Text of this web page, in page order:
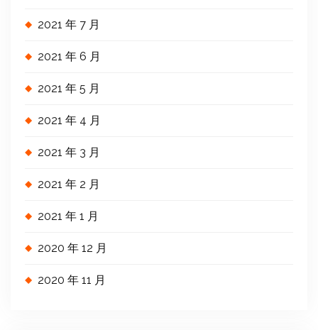
2021 年 7 月
2021 年 6 月
2021 年 5 月
2021 年 4 月
2021 年 3 月
2021 年 2 月
2021 年 1 月
2020 年 12 月
2020 年 11 月